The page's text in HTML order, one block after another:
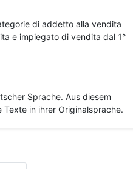
di addetto alla vendita
e impiegato di vendita dal 1°
Sprache. Aus diesem
in ihrer Originalsprache.